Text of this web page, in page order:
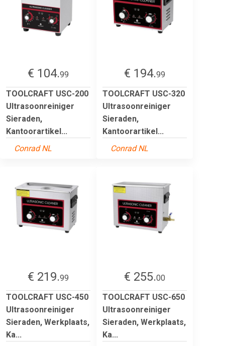
€ 104.99
TOOLCRAFT USC-200
Ultrasoonreiniger
Sieraden,
Kantoorartikel...
Conrad NL
€ 194.99
TOOLCRAFT USC-320
Ultrasoonreiniger
Sieraden,
Kantoorartikel...
Conrad NL
€ 219.99
TOOLCRAFT USC-450
Ultrasoonreiniger
Sieraden, Werkplaats,
Ka...
€ 255.00
TOOLCRAFT USC-650
Ultrasoonreiniger
Sieraden, Werkplaats,
Ka...